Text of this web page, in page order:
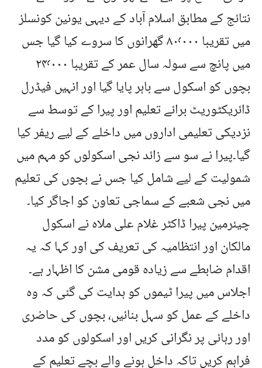
نتائج کے مطابق اسلام آباد کے دیہی یونین کونسلز
میں تقریبا ۸۰٬۰۰۰ گھرانوں کا سروے کیا گیا جس
میں پانچ سے سولہ سال عمر کے تقریبا ۲۴٬۰۰۰
بچوں کو اسکول سے باہر پایا گیا اور انہیں فیڈرل
ڈائریکٹوریٹ برائے تعلیم اور پیرا کے توسط سے
نزدیکی تعلیمی اداروں میں داخلے کے لیے ریفر کیا
گیا۔پیرا نے سو سے زائد نجی اسکولوں کو مہم میں
شمولیت کے لیے شامل کیا جس نے بچوں کی تعلیم
میں نجی شعبے کے سماجی تعاون کو اجاگر کیا۔
چیئرمین پیرا ڈاکٹر غلام علی ملاہ نے اسکول
مالکان اور انتظامیہ کی تعریف کی اور کہا کہ یہ
اقدام ضابطے سے زیادہ قومی مشن کا اظہار ہے۔
اجلاس میں پیرا ٹیموں کو ہدایت کی گئی کہ وہ
داخلے کے عمل کو سہل بنائیں، بچوں کی حاضری
اور رہائی پر نگرانی کریں اور اسکولوں کو مدد
فراہم کریں تاکہ داخل ہونے والے بچے تعلیم کے